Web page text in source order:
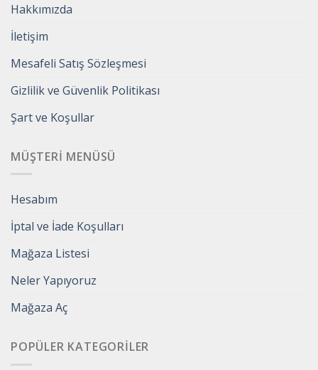
Hakkımızda
İletişim
Mesafeli Satış Sözleşmesi
Gizlilik ve Güvenlik Politikası
Şart ve Koşullar
MÜŞTERI MENÜSÜ
Hesabım
İptal ve İade Koşulları
Mağaza Listesi
Neler Yapıyoruz
Mağaza Aç
POPÜLER KATEGORILER